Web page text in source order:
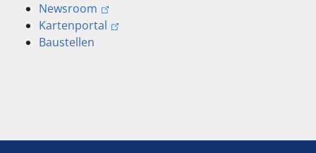
Newsroom
Kartenportal
Baustellen